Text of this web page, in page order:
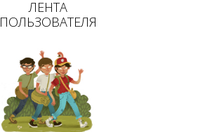
ЛЕНТА
ПОЛЬЗОВАТЕЛЯ